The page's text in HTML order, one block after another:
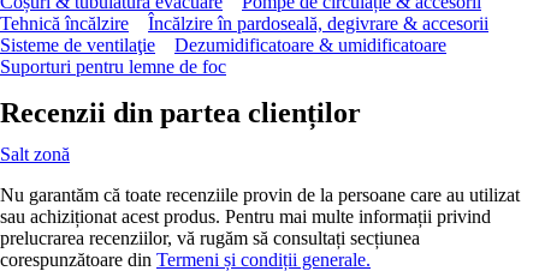
Tehnică încălzire
Încălzire în pardoseală, degivrare & accesorii
Sisteme de ventilaţie
Dezumidificatoare & umidificatoare
Suporturi pentru lemne de foc
Recenzii din partea clienților
Salt zonă
Nu garantăm că toate recenziile provin de la persoane care au utilizat
sau achiziționat acest produs. Pentru mai multe informații privind
prelucrarea recenziilor, vă rugăm să consultați secțiunea
corespunzătoare din Termeni și condiții generale.